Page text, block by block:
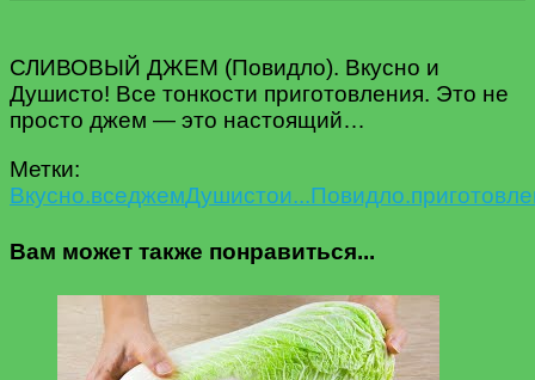
СЛИВОВЫЙ ДЖЕМ (Повидло). Вкусно и
Душисто! Все тонкости приготовления. Это не
просто джем — это настоящий…
Метки:
Вкусно.вседжемДушистои...Повидло.
Вам может также понравиться...